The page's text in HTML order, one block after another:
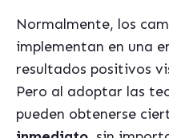
Normalmente, los
implementan en una
resultados positivos
Pero al adoptar las
pueden obtenerse